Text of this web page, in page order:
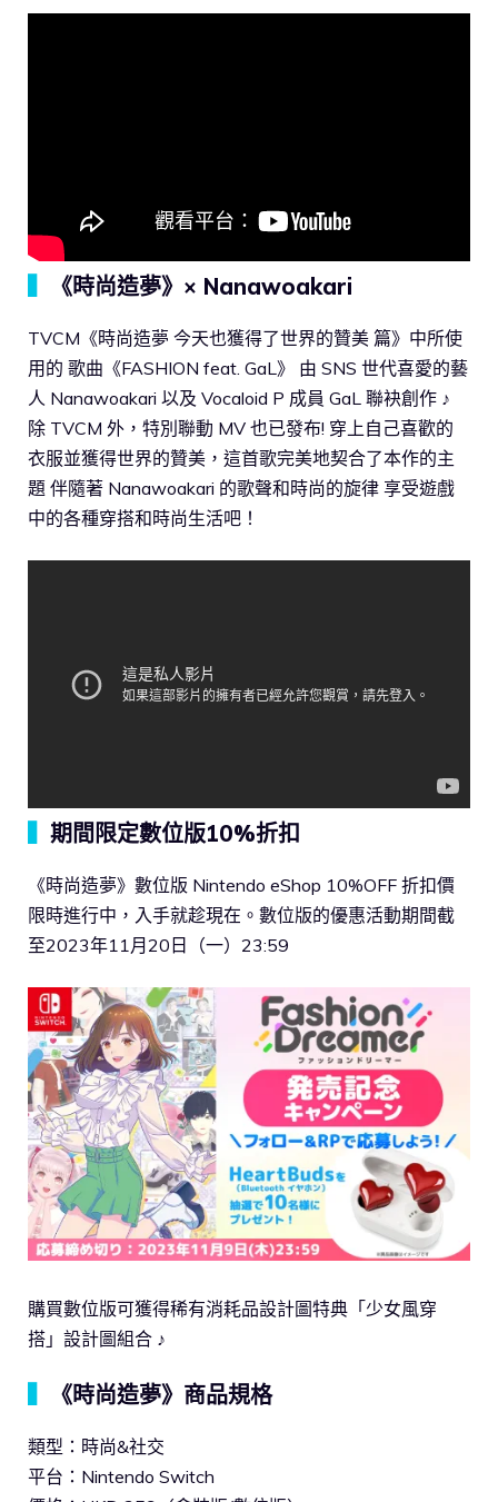
《時尚造夢》× Nanawoakari
TVCM《時尚造夢 今天也獲得了世界的贊美 篇》中所使
用的 歌曲《FASHION feat. GaL》 由 SNS 世代喜愛的藝
人 Nanawoakari 以及 Vocaloid P 成員 GaL 聯袂創作 ♪
除 TVCM 外，特別聯動 MV 也已發布! 穿上自己喜歡的
衣服並獲得世界的贊美，這首歌完美地契合了本作的主
題 伴隨著 Nanawoakari 的歌聲和時尚的旋律 享受遊戲
中的各種穿搭和時尚生活吧！
期間限定數位版10%折扣
《時尚造夢》數位版 Nintendo eShop 10%OFF 折扣價
限時進行中，入手就趁現在。數位版的優惠活動期間截
至2023年11月20日（一）23:59
購買數位版可獲得稀有消耗品設計圖特典「少女風穿
搭」設計圖組合 ♪
《時尚造夢》商品規格
類型：時尚&社交
平台：Nintendo Switch